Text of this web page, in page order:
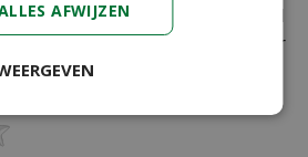
"Mica marbles licht grijs 1
op een Nationale Tuinbon ter
AFWIJZEN